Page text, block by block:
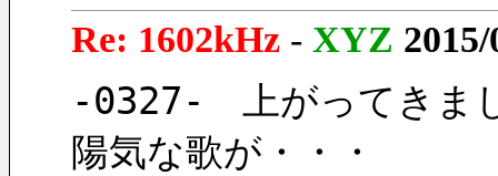
Re: 1602kHz - XYZ
-0327-　上がってきま
陽気な歌が・・・